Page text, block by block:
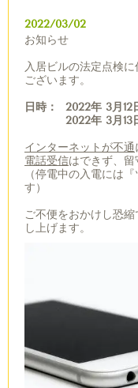
2022/03/02
お知らせ
入居ビルの法定点検
ございます。
日時 ： 2022年 3月 12
2022年 3月 13
インターネットが不通
電話受信はできず、
（停電中の入電には
す）
ご不便をおかけし恐
し上げます。